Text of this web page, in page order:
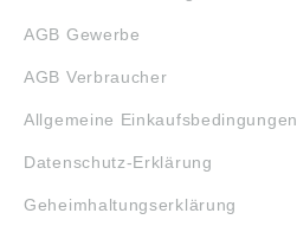
AGB Gewerbe
AGB Verbraucher
Allgemeine Einkaufsbedingungen
Datenschutz-Erklärung
Geheimhaltungserklärung